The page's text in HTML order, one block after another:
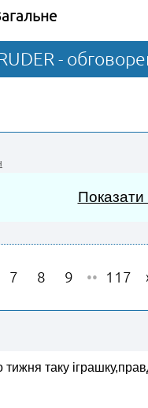
-
Показати
7 8 9 •• 117
таку